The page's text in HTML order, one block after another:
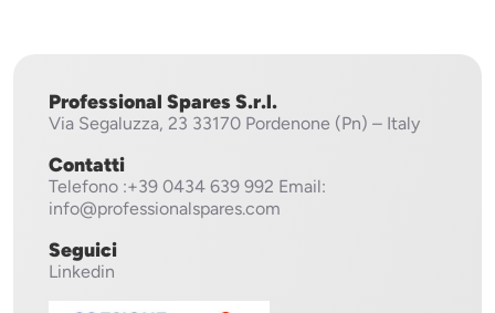
Professional Spares S.r.l.
Via Segaluzza, 23 33170 Pordenone (Pn) – Italy
Contatti
Telefono :+39 0434 639 992 Email:
info@professionalspares.com
Seguici
Linkedin